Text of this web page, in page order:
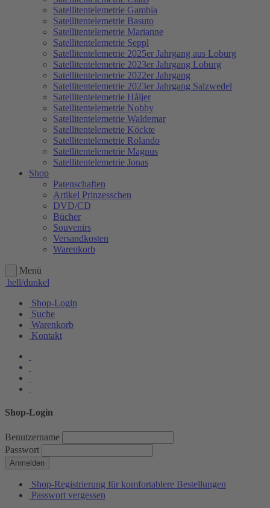
Satellitentelemetrie Gambia
Satellitentelemetrie Basuto
Satellitentelemetrie Marianne
Satellitentelemetrie Seppl
Satellitentelemetrie 2025er Jahrgang aus Loburg
Satellitentelemetrie 2023er Jahrgang Loburg
Satellitentelemetrie 2022er Jahrgang
Satellitentelemetrie 2023er Jahrgang Salzwedel
Satellitentelemetrie Håljer
Satellitentelemetrie Nobby
Satellitentelemetrie Waldemar
Satellitentelemetrie Köckte
Satellitentelemetrie Rolando
Satellitentelemetrie Magnus
Satellitentelemetrie Jonas
Shop
Patenschaften
Artikel Prinzesschen
DVD/CD
Bücher
Souvenirs
Versandkosten
Warenkorb
Menü
hell/dunkel
Shop-Login
Suche
Warenkorb
Kontakt
Shop-Login
Benutzername
Passwort
Anmelden
Shop-Registrierung für komfortablere Bestellungen
Passwort vergessen